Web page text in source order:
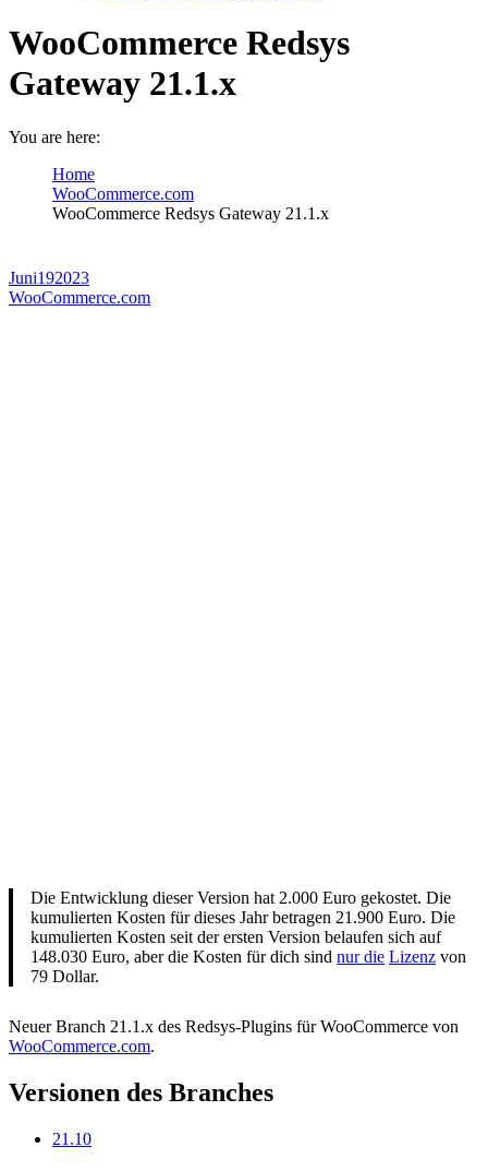
WooCommerce Redsys
Gateway 21.1.x
You are here:
Home
WooCommerce.com
WooCommerce Redsys Gateway 21.1.x
Juni192023
WooCommerce.com
Die Entwicklung dieser Version hat 2.000 Euro gekostet. Die
kumulierten Kosten für dieses Jahr betragen 21.900 Euro. Die
kumulierten Kosten seit der ersten Version belaufen sich auf
148.030 Euro, aber die Kosten für dich sind nur die Lizenz von
79 Dollar.
Neuer Branch 21.1.x des Redsys-Plugins für WooCommerce von
WooCommerce.com.
Versionen des Branches
21.10